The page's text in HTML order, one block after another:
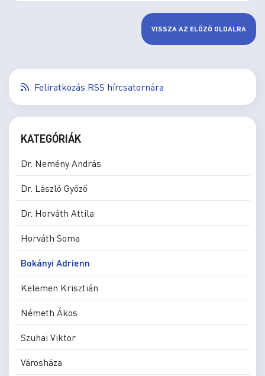
VISSZA AZ ELŐZŐ OLDALRA
Feliratkozás RSS hírcsatornára
KATEGÓRIÁK
Dr. Nemény András
Dr. László Győző
Dr. Horváth Attila
Horváth Soma
Bokányi Adrienn
Kelemen Krisztián
Németh Ákos
Szuhai Viktor
Városháza